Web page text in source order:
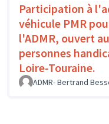
Participation à
véhicule PMR
l'ADMR, ouvert
personnes
Loire-Touraine.
ADMR- Bertrand